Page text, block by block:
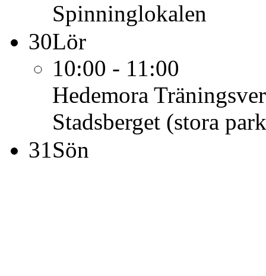
Spinninglokalen
30Lör
10:00 - 11:00
Hedemora
Stadsberget (stora
31Sön